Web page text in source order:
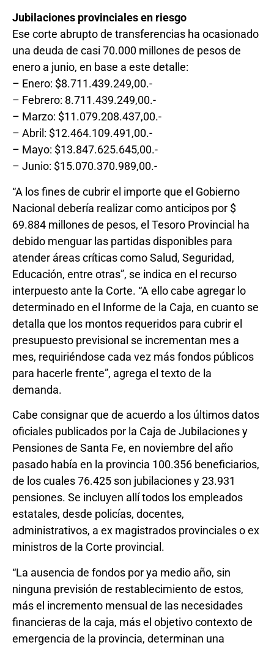
Jubilaciones provinciales en riesgo
Ese corte abrupto de transferencias ha ocasionado
una deuda de casi 70.000 millones de pesos de
enero a junio, en base a este detalle:
– Enero: $8.711.439.249,00.-
– Febrero: 8.711.439.249,00.-
– Marzo: $11.079.208.437,00.-
– Abril: $12.464.109.491,00.-
– Mayo: $13.847.625.645,00.-
– Junio: $15.070.370.989,00.-
“A los fines de cubrir el importe que el Gobierno
Nacional debería realizar como anticipos por $
69.884 millones de pesos, el Tesoro Provincial ha
debido menguar las partidas disponibles para
atender áreas críticas como Salud, Seguridad,
Educación, entre otras”, se indica en el recurso
interpuesto ante la Corte. “A ello cabe agregar lo
determinado en el Informe de la Caja, en cuanto se
detalla que los montos requeridos para cubrir el
presupuesto previsional se incrementan mes a
mes, requiriéndose cada vez más fondos públicos
para hacerle frente”, agrega el texto de la
demanda.
Cabe consignar que de acuerdo a los últimos datos
oficiales publicados por la Caja de Jubilaciones y
Pensiones de Santa Fe, en noviembre del año
pasado había en la provincia 100.356 beneficiarios,
de los cuales 76.425 son jubilaciones y 23.931
pensiones. Se incluyen allí todos los empleados
estatales, desde policías, docentes,
administrativos, a ex magistrados provinciales o ex
ministros de la Corte provincial.
“La ausencia de fondos por ya medio año, sin
ninguna previsión de restablecimiento de estos,
más el incremento mensual de las necesidades
financieras de la caja, más el objetivo contexto de
emergencia de la provincia, determinan una